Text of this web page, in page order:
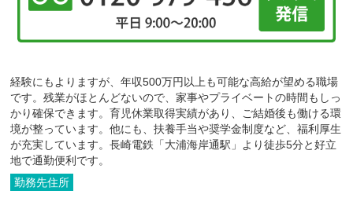
経験にもよりますが、年収500万円以上も可能な高給が望める職場
です。残業がほとんどないので、家事やプライベートの時間もしっ
かり確保できます。育児休業取得実績があり、ご結婚後も働ける環
境が整っています。他にも、扶養手当や奨学金制度など、福利厚生
が充実しています。長崎電鉄「大浦海岸通駅」より徒歩5分と好立
地で通勤便利です。
勤務先住所